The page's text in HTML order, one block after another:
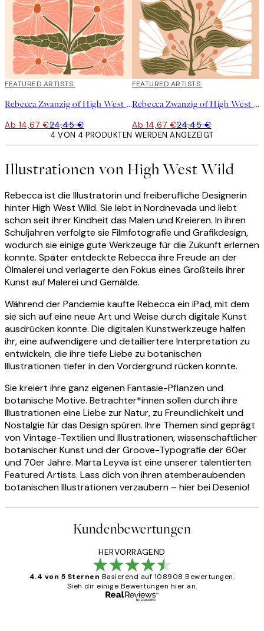
40%*
FEATURED ARTISTS
Rebecca Zwanzig of High West Wild - Franny Poster
Ab 14,67 €24,45 €
40%*
FEATURED ARTISTS
Rebecca Zwanzig of High West Wild - Maeve Poster
Ab 14,67 €24,45 €
4 VON 4 PRODUKTEN WERDEN ANGEZEIGT
Illustrationen von High West Wild
Rebecca ist die Illustratorin und freiberufliche Designerin
hinter High West Wild. Sie lebt in Nordnevada und liebt
schon seit ihrer Kindheit das Malen und Kreieren. In ihren
Schuljahren verfolgte sie Filmfotografie und Grafikdesign,
wodurch sie einige gute Werkzeuge für die Zukunft erlernen
konnte. Später entdeckte Rebecca ihre Freude an der
Ölmalerei und verlagerte den Fokus eines Großteils ihrer
Kunst auf Malerei und Gemälde.
Während der Pandemie kaufte Rebecca ein iPad, mit dem
sie sich auf eine neue Art und Weise durch digitale Kunst
ausdrücken konnte. Die digitalen Kunstwerkzeuge halfen
ihr, eine aufwendigere und detailliertere Interpretation zu
entwickeln, die ihre tiefe Liebe zu botanischen
Illustrationen tiefer in den Vordergrund rücken konnte.
Sie kreiert ihre ganz eigenen Fantasie-Pflanzen und
botanische Motive. Betrachter*innen sollen durch ihre
Illustrationen eine Liebe zur Natur, zu Freundlichkeit und
Nostalgie für das Design spüren. Ihre Themen sind geprägt
von Vintage-Textilien und Illustrationen, wissenschaftlicher
botanischer Kunst und der Groove-Typografie der 60er
und 70er Jahre. Marta Leyva ist eine unserer talentierten
Featured Artists. Lass dich von ihren atemberaubenden
botanischen Illustrationen verzaubern – hier bei Desenio!
Kundenbewertungen
HERVORRAGEND
4.4 von 5 Sternen Basierend auf 108908 Bewertungen.
Sieh dir einige Bewertungen hier an.